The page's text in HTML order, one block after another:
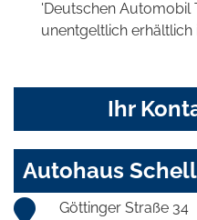
'Deutschen Automobil
unentgeltlich erhältlich
Ihr
Autohaus
Göttinger Straße 34